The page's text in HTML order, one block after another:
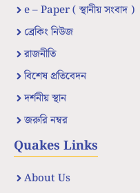
e – Paper ( স্থানীয় সংবাদ )
ব্রেকিং নিউজ
রাজনীতি
বিশেষ প্রতিবেদন
দর্শনীয় স্থান
জরুরি নম্বর
Quakes Links
About Us